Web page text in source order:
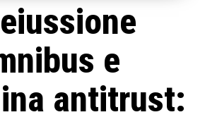
e
antitrust: